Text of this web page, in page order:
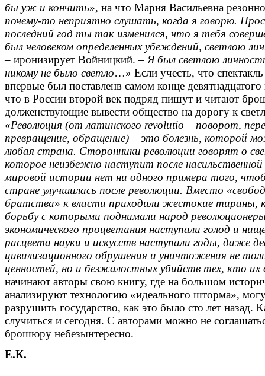
бы уж и кончить», на что Мария Васильевна
почему-то неприятно слушать, когда я говорю.
последний год ты так изменился, что я тебя
был человеком определенных убеждений, светлою
– иронизирует Войницкий. – Я был светлою
никому не было светло…» Если учесть, что
впервые был поставленв самом конце девятнадцатого
что в России второй век подряд пишут и читают
долженствующие вывести общество на дорогу к
«Революция (от латинского revolutio – поворот,
превращение, обращение) – это болезнь, которой
любая страна. Сторонники революции говорят о
которое неизбежно наступит после
мировой истории нет ни одного примера того,
стране улучшилась после революции. Вместо
братства» к власти приходили жестокие тираны,
борьбу с которыми поднимали народ
экономического процветания наступали голод и
расцвета науки и искусств наступали годы, даже
цивилизационного обрушения и уничтожения не
ценностей, но и безжалостных убийств тех, кто их
начинают авторы свою книгу, где на большом
анализируют технологию «идеального шторма»,
разрушить государство, как это было сто лет назад.
случиться и сегодня. С авторами можно не
брошюру небезынтересно.
Е.К.